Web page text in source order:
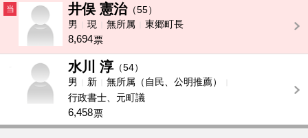
当 井俣 憲治（55）
男
現 無所属 東郷町長
8,694票
水川 淳（54）
男
新
無所属（自民、公明推薦）
行政書士、元町議
6,458票